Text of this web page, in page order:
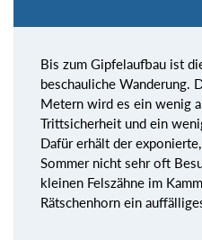
Bis zum Gipfelaufbau ist
beschauliche Wanderung.
Metern wird es ein wenig
Trittsicherheit und ein
Dafür erhält der
Sommer nicht sehr oft
kleinen Felszähne im
Rätschenhorn ein